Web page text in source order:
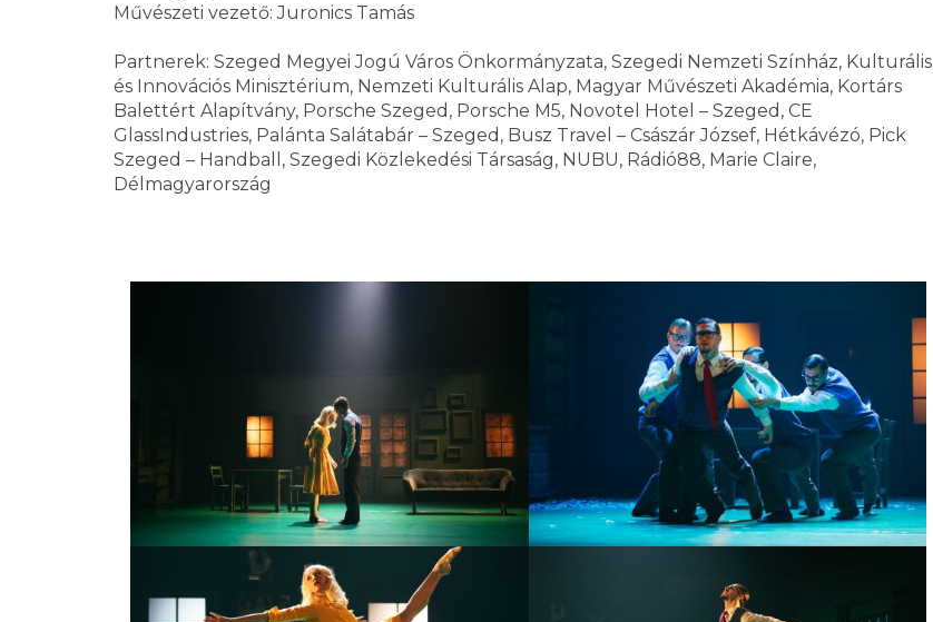
Művészeti vezető: Juronics Tamás
Partnerek: Szeged Megyei Jogú Város Önkormányzata, Szegedi Nemzeti Színház, Kulturális
és Innovációs Minisztérium, Nemzeti Kulturális Alap, Magyar Művészeti Akadémia, Kortárs
Balettért Alapítvány, Porsche Szeged, Porsche M5, Novotel Hotel – Szeged, CE
GlassIndustries, Palánta Salátabár – Szeged, Busz Travel – Császár József, Hétkávézó, Pick
Szeged – Handball, Szegedi Közlekedési Társaság, NUBU, Rádió88, Marie Claire,
Délmagyarország